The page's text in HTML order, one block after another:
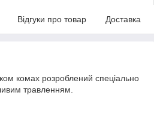
Відгуки про товар Доставка
комах розроблений спеціально
травленням.